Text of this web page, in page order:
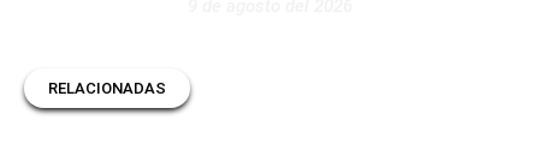
RELACIONADAS